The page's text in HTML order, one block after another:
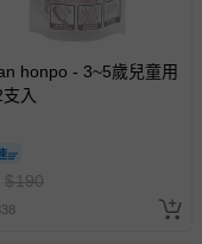
honpo - 3~5歲兒童用
入
$190